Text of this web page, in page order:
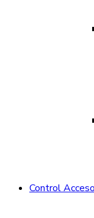
Control Acceso